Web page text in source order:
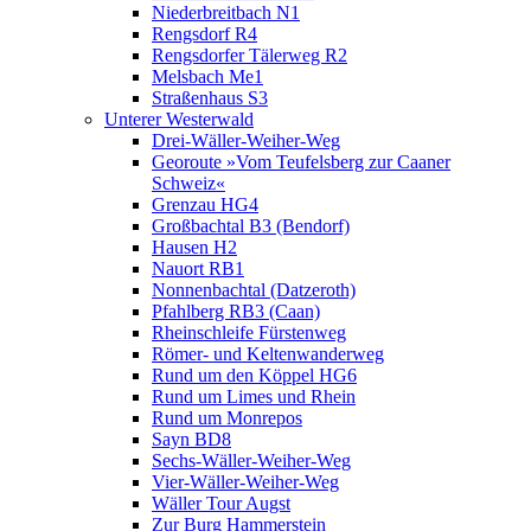
Niederbreitbach N1
Rengsdorf R4
Rengsdorfer Tälerweg R2
Melsbach Me1
Straßenhaus S3
Unterer Westerwald
Drei-Wäller-Weiher-Weg
Georoute »Vom Teufelsberg zur Caaner
Schweiz«
Grenzau HG4
Großbachtal B3 (Bendorf)
Hausen H2
Nauort RB1
Nonnenbachtal (Datzeroth)
Pfahlberg RB3 (Caan)
Rheinschleife Fürstenweg
Römer- und Keltenwanderweg
Rund um den Köppel HG6
Rund um Limes und Rhein
Rund um Monrepos
Sayn BD8
Sechs-Wäller-Weiher-Weg
Vier-Wäller-Weiher-Weg
Wäller Tour Augst
Zur Burg Hammerstein